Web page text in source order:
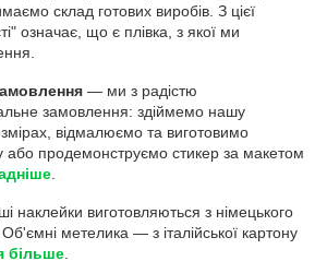
склад готових виробів. З цієї
означає, що є плівка, з якої ми
— ми з радістю
замовлення: здіймемо нашу
відмалюємо та виготовимо
або продемонструємо стикер за макетом
наклейки виготовляються з німецького
метелика — з італійської картону
більше